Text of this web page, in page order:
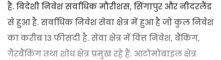
है. विदेशी निवेश सर्वाधिक मौरीशस, सिंगापुर और नीदरलैंड
से हुआ है. सर्वाधिक निवेश सेवा क्षेत्र में हुआ है जो कुल निवेश
का करीब 13 फीसदी है. सेवा क्षेत्र में वित्त निवेश, बैंकिंग,
गैरबैंकिंग तथा शोध क्षेत्र प्रमुख रहे हैं. आटोमोबाइल क्षेत्र